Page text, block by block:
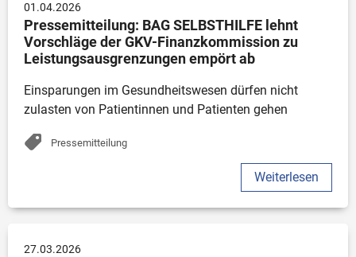
01.04.2026
Pressemitteilung: BAG SELBSTHILFE lehnt
Vorschläge der GKV-Finanzkommission zu
Leistungsausgrenzungen empört ab
Einsparungen im Gesundheitswesen dürfen nicht
zulasten von Patientinnen und Patienten gehen
Pressemitteilung
Weiterlesen
27.03.2026